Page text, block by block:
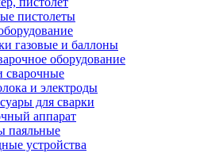
пистолеты
газовые и баллоны
оборудование
сварочные
и электроды
для сварки
аппарат
паяльные
устройства